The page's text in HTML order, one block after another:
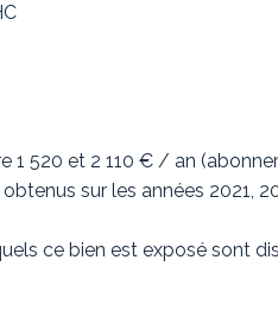
1 520 et 2 110 € / an
sur les années 2021,
ce bien est exposé sont